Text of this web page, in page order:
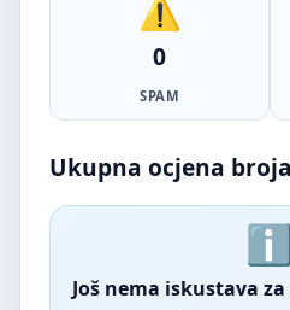
0
SPAM
Ukupna ocjena broja
Još nema iskustava